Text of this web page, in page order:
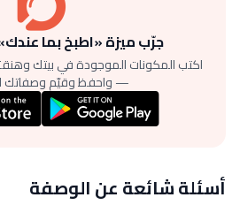
جرّب ميزة «اطبخ بما
اكتب المكونات الموجودة في بيتك
— واحفظ وقيّم وصفاتك
أسئلة شائعة عن الوصفة